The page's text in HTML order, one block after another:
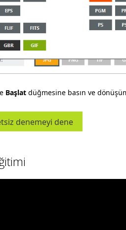
Başlatdüğmesine basın ve
denemeyi dene